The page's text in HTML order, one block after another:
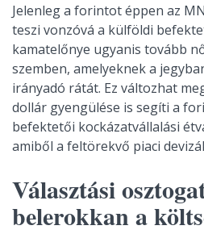
Jelenleg a forintot éppen az
teszi vonzóvá a külföldi
kamatelőnye ugyanis tovább
szemben, amelyeknek a
irányadó rátát. Ez változhat
dollár gyengülése is segíti a
befektetői kockázatvállalási
amiből a feltörekvő piaci
Választási
belerokkan a